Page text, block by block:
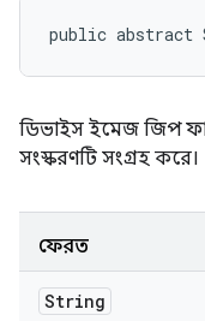
public abstract
ডিভাইস ইমেজ জিপ
সংস্করণটি সংগ্রহ করে।
ফেরত
String